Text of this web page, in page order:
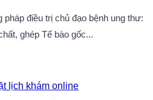
điều trị chủ đạo bệnh ung thư:
ghép Tế bào gốc...
lịch khám online